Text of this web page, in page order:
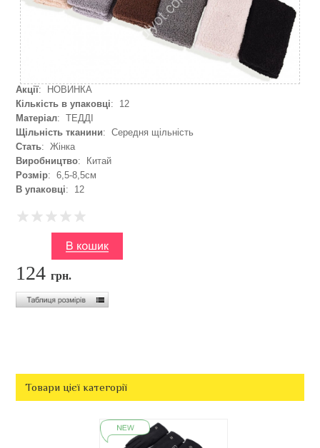
Акції: НОВИНКА
Кількість в упаковці: 12
Матеріал: ТЕДДІ
Щільність тканини: Середня щільність
Стать: Жінка
Виробництво: Китай
Розмір: 6,5-8,5см
В упаковці: 12
124грн.
Товари цієї категорії